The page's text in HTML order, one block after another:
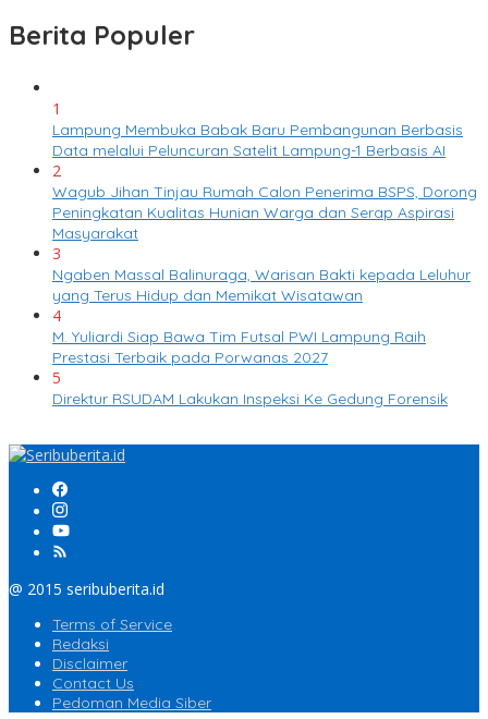
Berita Populer
1
Lampung Membuka Babak Baru Pembangunan Berbasis
Data melalui Peluncuran Satelit Lampung-1 Berbasis AI
2
Wagub Jihan Tinjau Rumah Calon Penerima BSPS, Dorong
Peningkatan Kualitas Hunian Warga dan Serap Aspirasi
Masyarakat
3
Ngaben Massal Balinuraga, Warisan Bakti kepada Leluhur
yang Terus Hidup dan Memikat Wisatawan
4
M. Yuliardi Siap Bawa Tim Futsal PWI Lampung Raih
Prestasi Terbaik pada Porwanas 2027
5
Direktur RSUDAM Lakukan Inspeksi Ke Gedung Forensik
@ 2015 seribuberita.id
Terms of Service
Redaksi
Disclaimer
Contact Us
Pedoman Media Siber